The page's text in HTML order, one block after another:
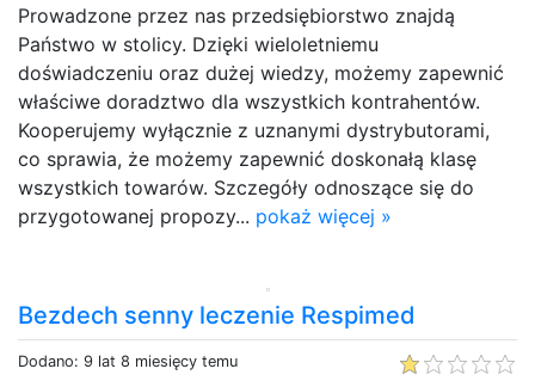
Prowadzone przez nas przedsiębiorstwo znajdą
Państwo w stolicy. Dzięki wieloletniemu
doświadczeniu oraz dużej wiedzy, możemy zapewnić
właściwe doradztwo dla wszystkich kontrahentów.
Kooperujemy wyłącznie z uznanymi dystrybutorami,
co sprawia, że możemy zapewnić doskonałą klasę
wszystkich towarów. Szczegóły odnoszące się do
przygotowanej propozy... pokaż więcej »
Bezdech senny leczenie Respimed
Dodano: 9 lat 8 miesięcy temu